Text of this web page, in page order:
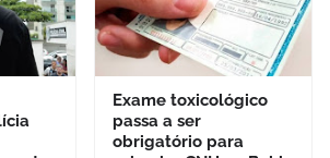
Exame toxicológico
passa a ser
obrigatório para